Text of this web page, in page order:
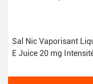
Sal Nic Vaporisant
E Juice 20 mg Intensité